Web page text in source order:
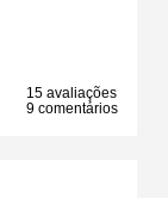
15 avaliações
9 comentários